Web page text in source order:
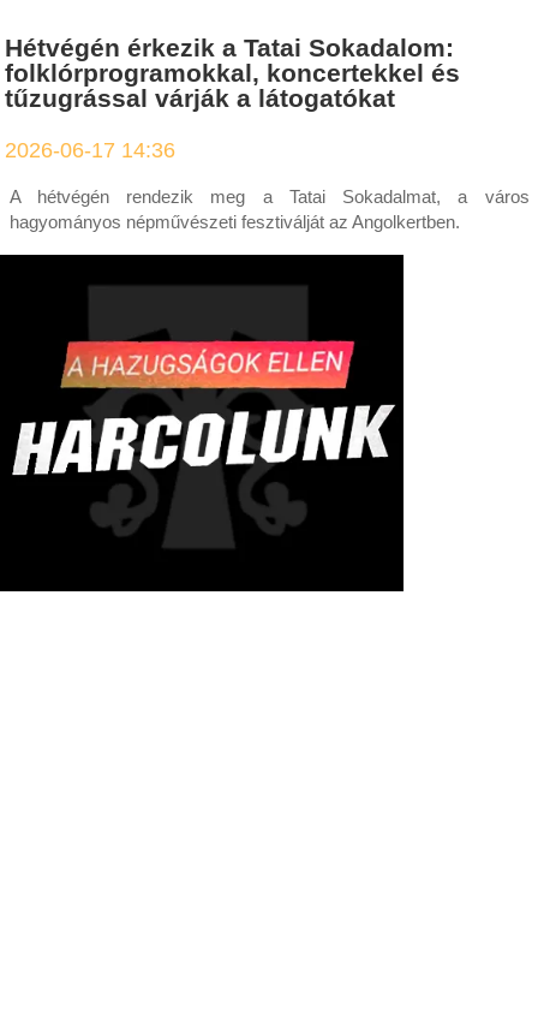
Hétvégén érkezik a Tatai Sokadalom:
folklórprogramokkal, koncertekkel és
tűzugrással várják a látogatókat
2026-06-17 14:36
A hétvégén rendezik meg a Tatai Sokadalmat, a város
hagyományos népművészeti fesztiválját az Angolkertben.